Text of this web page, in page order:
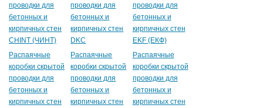
проводки для
бетонных и
кирпичных стен
CHINT (ЧИНТ)
проводки для
бетонных и
кирпичных стен
DKC
проводки для
бетонных и
кирпичных стен
EKF (ЕКФ)
Распаячные
коробки скрытой
проводки для
бетонных и
кирпичных стен
Распаячные
коробки скрытой
проводки для
бетонных и
кирпичных стен
Распаячные
коробки скрытой
проводки для
бетонных и
кирпичных стен